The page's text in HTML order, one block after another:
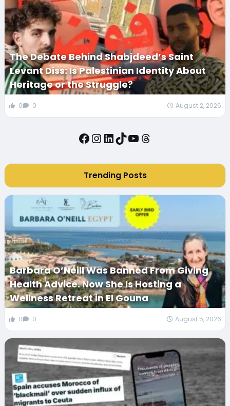
The Debate Behind Shabjdeed’s Saint
Levant Diss: Is Palestinian Identity About
Heritage or the Struggle?
0 0 August 2, 2026
Facebook
Instagram
LinkedIn
TikTok
YouTube
Threads
Trending Posts
Barbara O’Neill Was Banned From Giving
Health Advice. Now She Is Hosting a
Wellness Retreat in El Gouna
0 0 August 5, 2026